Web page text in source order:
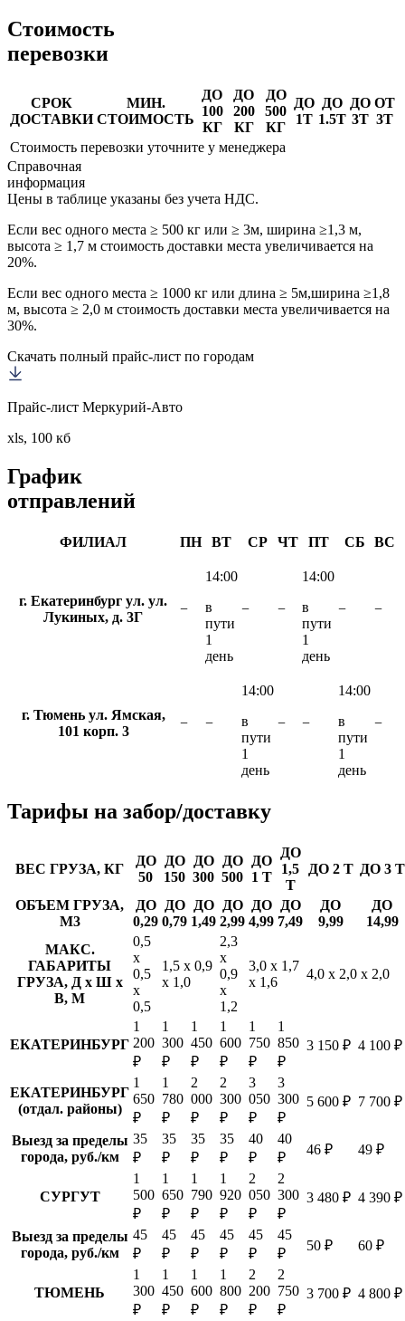
Стоимость
перевозки
СРОК
ДОСТАВКИ
МИН.
СТОИМОСТЬ
ДО
100
КГ
ДО
200
КГ
ДО
500
КГ
ДО
1Т
ДО
1.5Т
ДО
3Т
ОТ
3Т
Стоимость перевозки уточните у менеджера
Справочная
информация
Цены в таблице указаны без учета НДС.
Если вес одного места ≥ 500 кг или ≥ 3м, ширина ≥1,3 м,
высота ≥ 1,7 м стоимость доставки места увеличивается на
20%.
Если вес одного места ≥ 1000 кг или длина ≥ 5м,ширина ≥1,8
м, высота ≥ 2,0 м стоимость доставки места увеличивается на
30%.
Скачать полный прайс-лист по городам
Прайс-лист Меркурий-Авто
xls, 100 кб
График
отправлений
ФИЛИАЛ ПН ВТ СР ЧТ ПТ СБ ВС
г. Екатеринбург ул. ул.
Лукиных, д. 3Г
−
14:00
в
пути
1
день
− −
14:00
в
пути
1
день
− −
г. Тюмень ул. Ямская,
101 корп. 3
− −
14:00
в
пути
1
день
− −
14:00
в
пути
1
день
−
Тарифы на забор/доставку
ВЕС ГРУЗА, КГ
ДО
50
ДО
150
ДО
300
ДО
500
ДО
1 Т
ДО
1,5
Т
ДО 2 Т ДО 3 Т
ОБЪЕМ ГРУЗА,
М3
ДО
0,29
ДО
0,79
ДО
1,49
ДО
2,99
ДО
4,99
ДО
7,49
ДО
9,99
ДО
14,99
МАКС.
ГАБАРИТЫ
ГРУЗА, Д х Ш х
В, М
0,5
х
0,5
х
0,5
1,5 х 0,9
х 1,0
2,3
х
0,9
х
1,2
3,0 х 1,7
х 1,6
4,0 х 2,0 х 2,0
ЕКАТЕРИНБУРГ
1
200
₽
1
300
₽
1
450
₽
1
600
₽
1
750
₽
1
850
₽
3 150 ₽ 4 100 ₽
ЕКАТЕРИНБУРГ
(отдал. районы)
1
650
₽
1
780
₽
2
000
₽
2
300
₽
3
050
₽
3
300
₽
5 600 ₽ 7 700 ₽
Выезд за пределы
города, руб./км
35
₽
35
₽
35
₽
35
₽
40
₽
40
₽
46 ₽ 49 ₽
СУРГУТ
1
500
₽
1
650
₽
1
790
₽
1
920
₽
2
050
₽
2
300
₽
3 480 ₽ 4 390 ₽
Выезд за пределы
города, руб./км
45
₽
45
₽
45
₽
45
₽
45
₽
45
₽
50 ₽ 60 ₽
ТЮМЕНЬ
1
300
₽
1
450
₽
1
600
₽
1
800
₽
2
200
₽
2
750
₽
3 700 ₽ 4 800 ₽